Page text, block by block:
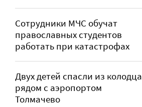
Сотрудники МЧС обучат
православных студентов
работать при катастрофах
Двух детей спасли из колодца
рядом с аэропортом
Толмачево